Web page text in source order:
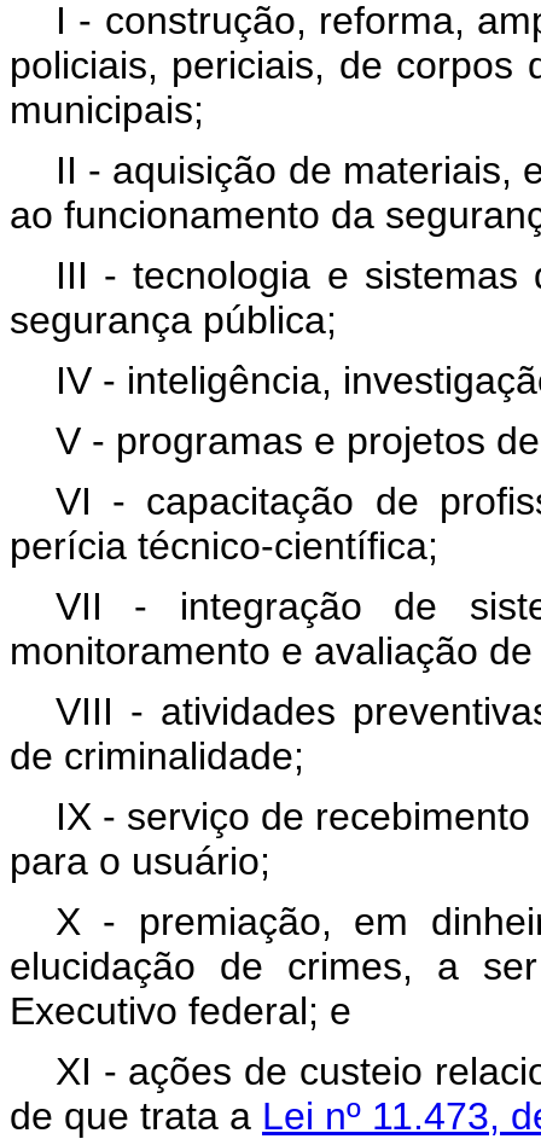
I - construção, reforma,
policiais, periciais, de corpos
municipais;
II - aquisição de materiais,
ao funcionamento da
III - tecnologia e
segurança pública;
IV - inteligência,
V - programas e projetos
VI - capacitação de
perícia técnico-científica;
VII - integração de
monitoramento e avaliação
VIII - atividades
de criminalidade;
IX - serviço de
para o usuário;
X - premiação, em
elucidação de crimes, a
Executivo federal; e
XI - ações de custeio
de que trata a Lei nº 11.473,